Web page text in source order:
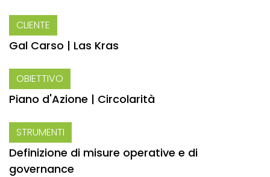
CLIENTE
Gal Carso | Las Kras
OBIETTIVO
Piano d'Azione | Circolarità
STRUMENTI
Definizione di misure operative e di
governance